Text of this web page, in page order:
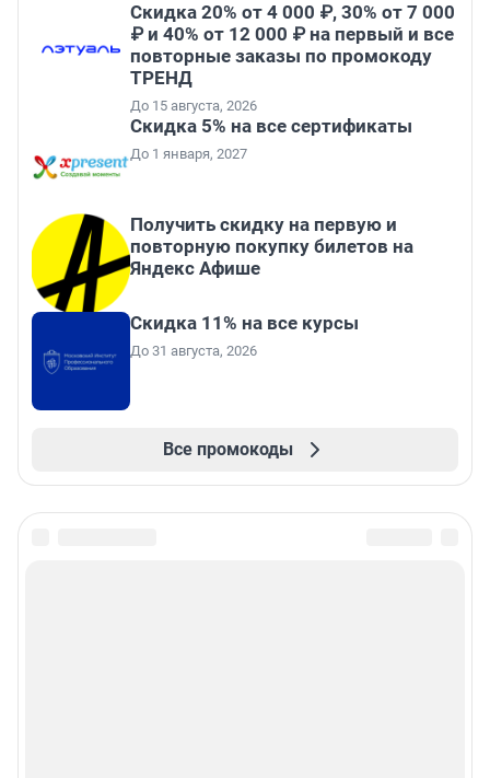
Скидка 20% от 4 000 ₽, 30% от 7 000
₽ и 40% от 12 000 ₽ на первый и все
повторные заказы по промокоду
ТРЕНД
До 15 августа, 2026
Скидка 5% на все сертификаты
До 1 января, 2027
Получить скидку на первую и
повторную покупку билетов на
Яндекс Афише
Скидка 11% на все курсы
До 31 августа, 2026
Все промокоды